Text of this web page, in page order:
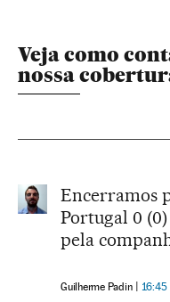
Veja como
nossa
Encerramos
Portugal 0
pela
Guilherme Padin 16:45